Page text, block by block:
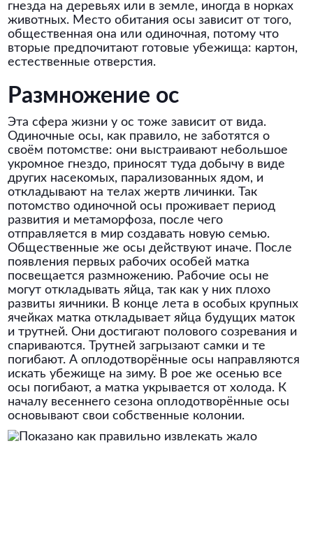
гнезда на деревьях или в земле, иногда в норках
животных. Место обитания осы зависит от того,
общественная она или одиночная, потому что
вторые предпочитают готовые убежища: картон,
естественные отверстия.
Размножение ос
Эта сфера жизни у ос тоже зависит от вида.
Одиночные осы, как правило, не заботятся о
своём потомстве: они выстраивают небольшое
укромное гнездо, приносят туда добычу в виде
других насекомых, парализованных ядом, и
откладывают на телах жертв личинки. Так
потомство одиночной осы проживает период
развития и метаморфоза, после чего
отправляется в мир создавать новую семью.
Общественные же осы действуют иначе. После
появления первых рабочих особей матка
посвещается размножению. Рабочие осы не
могут откладывать яйца, так как у них плохо
развиты яичники. В конце лета в особых крупных
ячейках матка откладывает яйца будущих маток
и трутней. Они достигают полового созревания и
спариваются. Трутней загрызают самки и те
погибают. А оплодотворённые осы направляются
искать убежище на зиму. В рое же осенью все
осы погибают, а матка укрывается от холода. К
началу весеннего сезона оплодотворённые осы
основывают свои собственные колонии.